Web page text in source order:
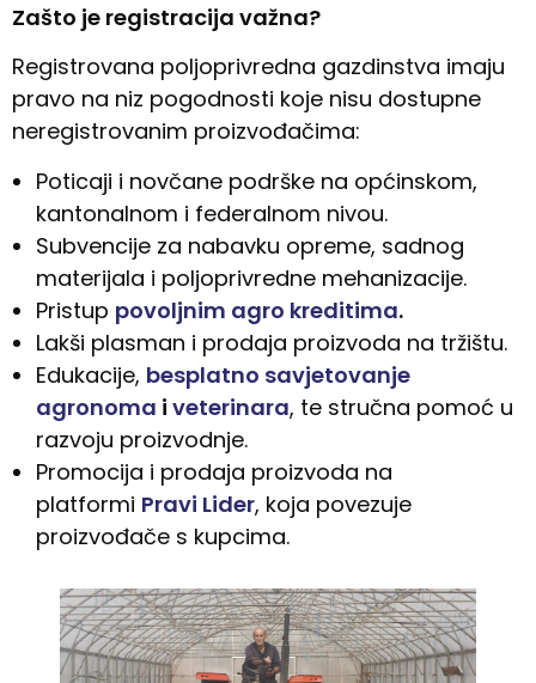
Zašto je registracija važna?
Registrovana poljoprivredna gazdinstva imaju
pravo na niz pogodnosti koje nisu dostupne
neregistrovanim proizvođačima:
Poticaji i novčane podrške na općinskom,
kantonalnom i federalnom nivou.
Subvencije za nabavku opreme, sadnog
materijala i poljoprivredne mehanizacije.
Pristup povoljnim agro kreditima.
Lakši plasman i prodaja proizvoda na tržištu.
Edukacije, besplatno savjetovanje
agronoma i veterinara, te stručna pomoć u
razvoju proizvodnje.
Promocija i prodaja proizvoda na
platformi Pravi Lider, koja povezuje
proizvođače s kupcima.